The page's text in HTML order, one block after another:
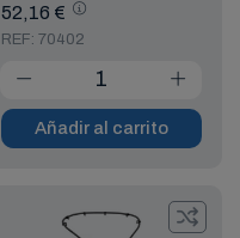
52,16 €
REF: 70402
Añadir al carrito